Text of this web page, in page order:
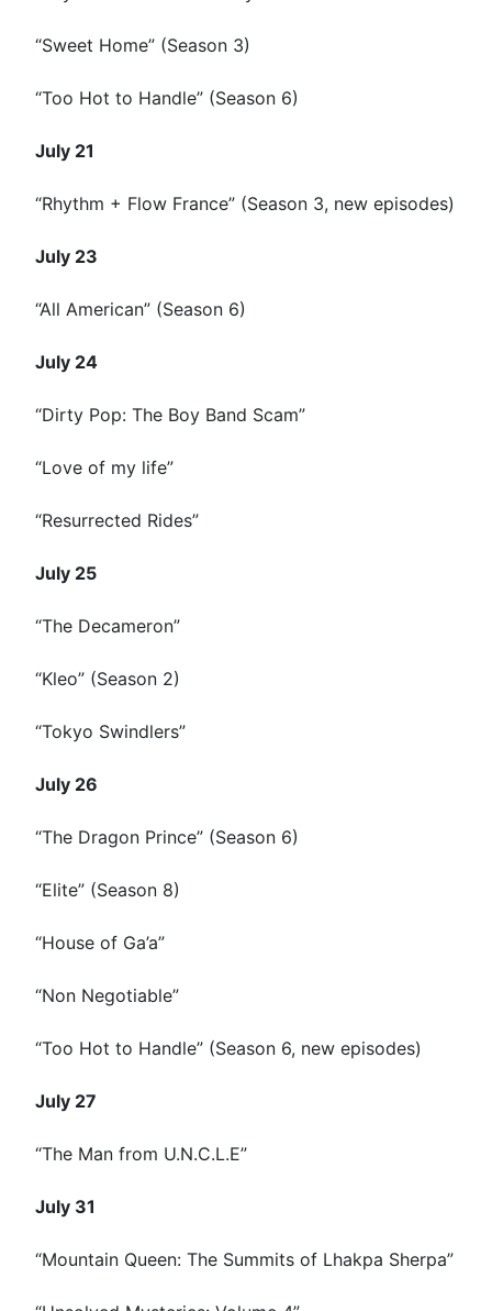
“Sweet Home” (Season 3)
“Too Hot to Handle” (Season 6)
July 21
“Rhythm + Flow France” (Season 3, new episodes)
July 23
“All American” (Season 6)
July 24
“Dirty Pop: The Boy Band Scam”
“Love of my life”
“Resurrected Rides”
July 25
“The Decameron”
“Kleo” (Season 2)
“Tokyo Swindlers”
July 26
“The Dragon Prince” (Season 6)
“Elite” (Season 8)
“House of Ga’a”
“Non Negotiable”
“Too Hot to Handle” (Season 6, new episodes)
July 27
“The Man from U.N.C.L.E”
July 31
“Mountain Queen: The Summits of Lhakpa Sherpa”